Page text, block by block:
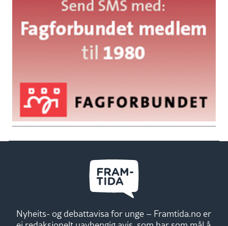
Nyheits- og debattavisa for unge – Framtida.no er